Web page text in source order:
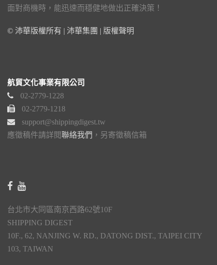
面對商機時，能迅速而穩健地做出正確決策！
© 沛華版權所有 | 沛華集團 | 版權聲明
航貿文化事業有限公司
02-2779-1228
02-2779-1218
support@shippingdigest.tw
應徵稿件請詳閱聯絡我們 ，另寄徵稿信箱
台北市大同區南京西路62號10F
SHIPPING DIGEST
10F., 62, NANJING W. RD., DATONG DIST., TAIPEI CITY
103, TAIWAN